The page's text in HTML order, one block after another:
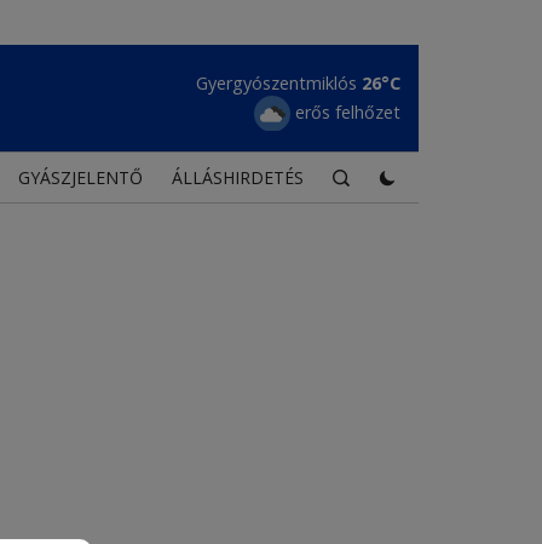
Gyergyószentmiklós 26°C
erős felhőzet
GYÁSZJELENTŐ ÁLLÁSHIRDETÉS